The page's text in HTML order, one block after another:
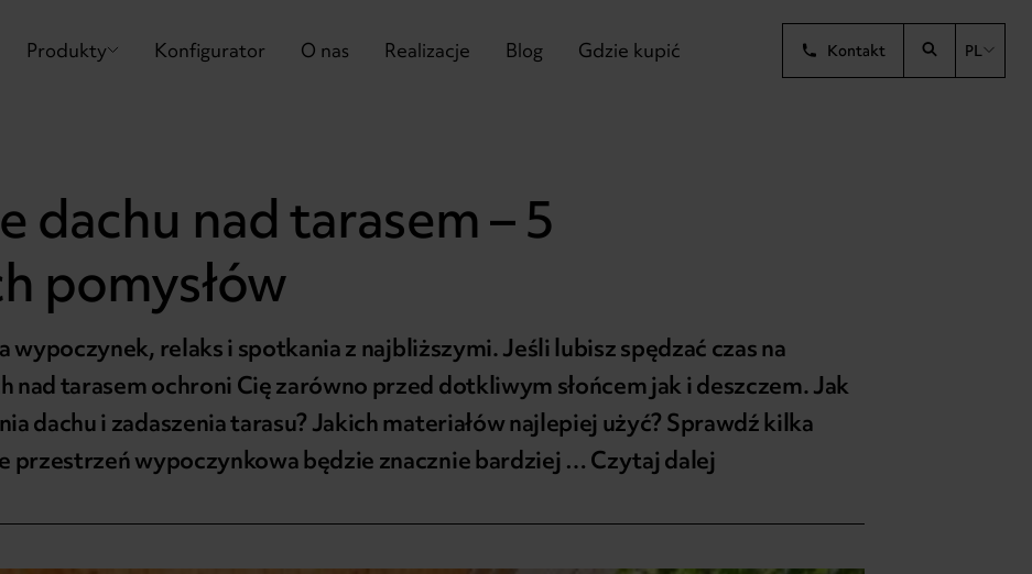
Produkty Konfigurator O nas Realizacje Blog Gdzie kupić Kontakt PL
dachu nad tarasem – 5
pomysłów
wypoczynek, relaks i spotkania z najbliższymi. Jeśli lubisz spędzać czas na
nad tarasem ochroni Cię zarówno przed dotkliwym słońcem jak i deszczem. Jak
dachu i zadaszenia tarasu? Jakich materiałów najlepiej użyć? Sprawdź kilka
przestrzeń wypoczynkowa będzie znacznie bardziej … Czytaj dalej